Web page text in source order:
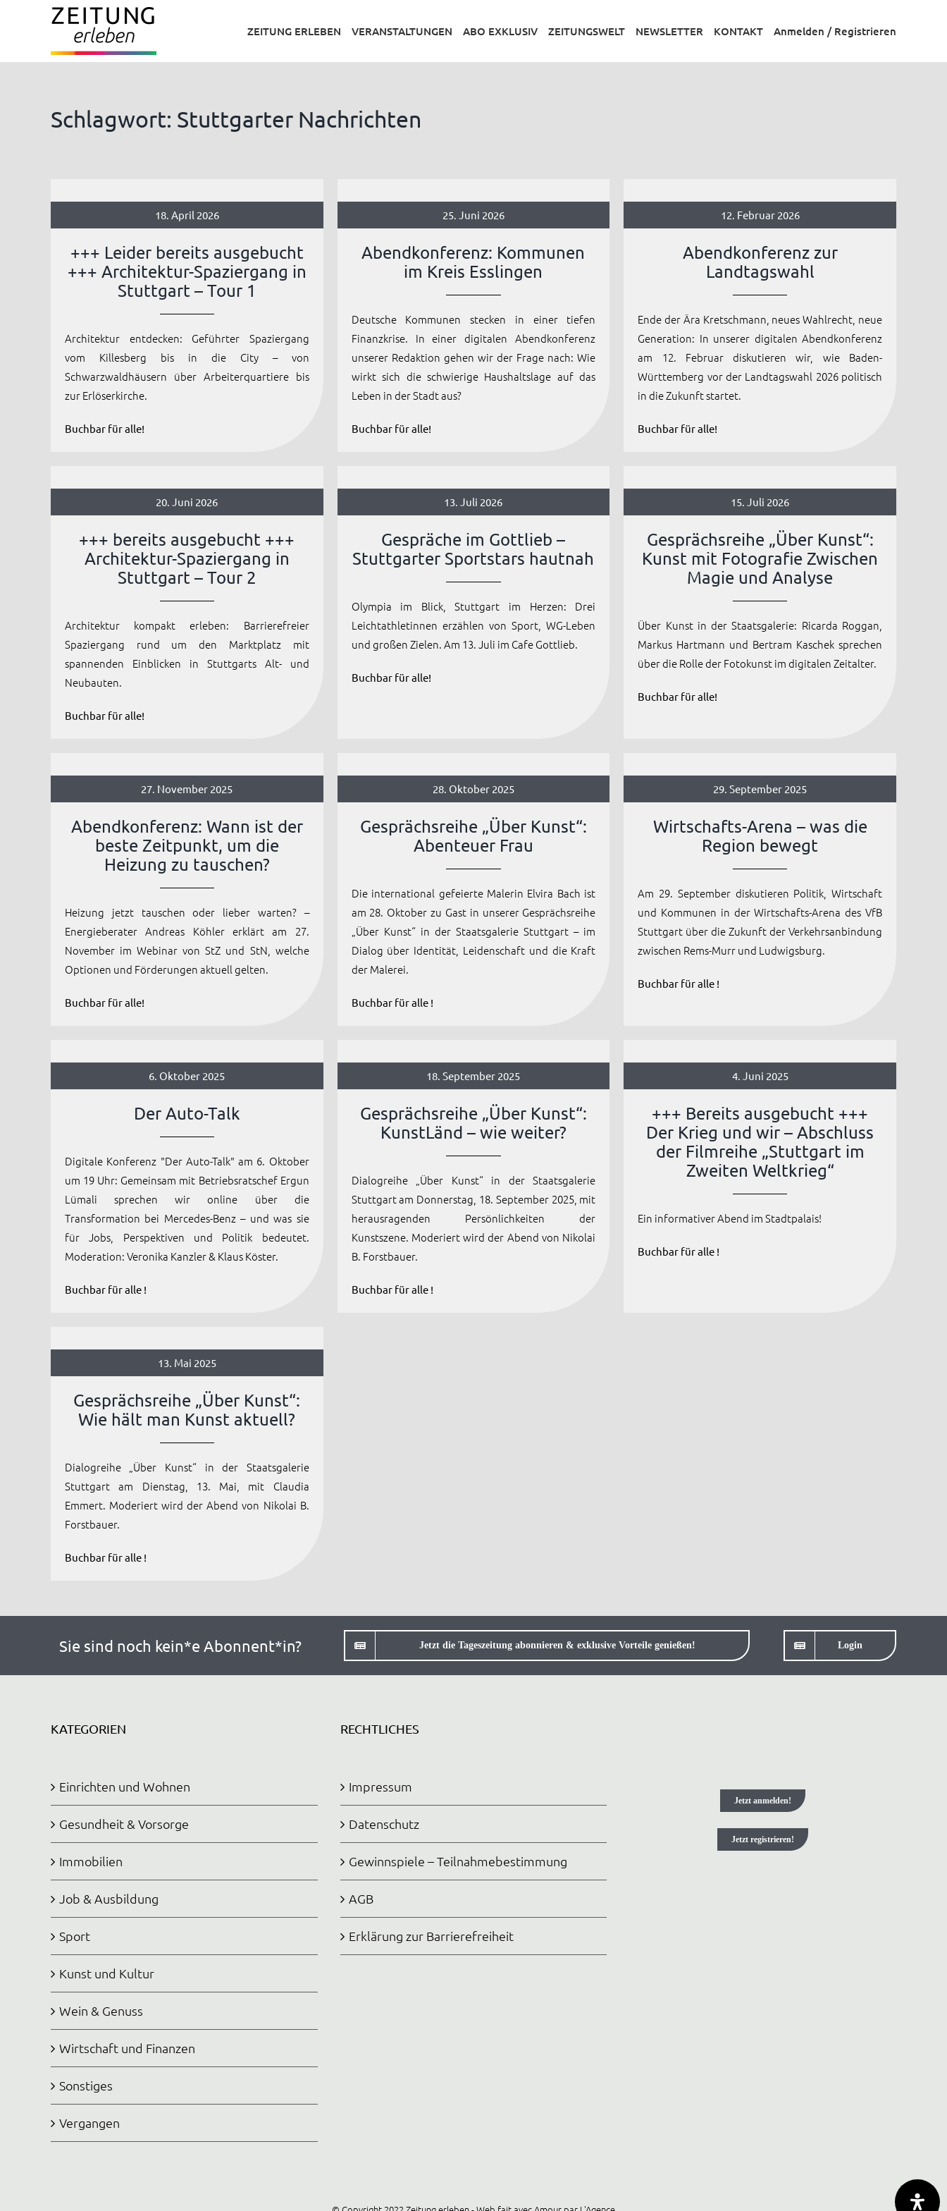
ZEITUNG ERLEBEN VERANSTALTUNGEN ABO EXKLUSIV ZEITUNGSWELT NEWSLETTER KONTAKT Anmelden / Registrieren
Schlagwort: Stuttgarter Nachrichten
18. April 2026
+++ Leider bereits ausgebucht
+++ Architektur-Spaziergang in
Stuttgart – Tour 1
Architektur entdecken: Geführter Spaziergang
vom Killesberg bis in die City – von
Schwarzwaldhäusern über Arbeiterquartiere bis
zur Erlöserkirche.
Buchbar für alle!
25. Juni 2026
Abendkonferenz: Kommunen
im Kreis Esslingen
Deutsche Kommunen stecken in einer tiefen
Finanzkrise. In einer digitalen Abendkonferenz
unserer Redaktion gehen wir der Frage nach: Wie
wirkt sich die schwierige Haushaltslage auf das
Leben in der Stadt aus?
Buchbar für alle!
12. Februar 2026
Abendkonferenz zur
Landtagswahl
Ende der Ära Kretschmann, neues Wahlrecht, neue
Generation: In unserer digitalen Abendkonferenz
am 12. Februar diskutieren wir, wie Baden-
Württemberg vor der Landtagswahl 2026 politisch
in die Zukunft startet.
Buchbar für alle!
20. Juni 2026
+++ bereits ausgebucht +++
Architektur-Spaziergang in
Stuttgart – Tour 2
Architektur kompakt erleben: Barrierefreier
Spaziergang rund um den Marktplatz mit
spannenden Einblicken in Stuttgarts Alt- und
Neubauten.
Buchbar für alle!
13. Juli 2026
Gespräche im Gottlieb –
Stuttgarter Sportstars hautnah
Olympia im Blick, Stuttgart im Herzen: Drei
Leichtathletinnen erzählen von Sport, WG-Leben
und großen Zielen. Am 13. Juli im Cafe Gottlieb.
Buchbar für alle!
15. Juli 2026
Gesprächsreihe „Über Kunst“:
Kunst mit Fotografie Zwischen
Magie und Analyse
Über Kunst in der Staatsgalerie: Ricarda Roggan,
Markus Hartmann und Bertram Kaschek sprechen
über die Rolle der Fotokunst im digitalen Zeitalter.
Buchbar für alle!
27. November 2025
Abendkonferenz: Wann ist der
beste Zeitpunkt, um die
Heizung zu tauschen?
Heizung jetzt tauschen oder lieber warten? –
Energieberater Andreas Köhler erklärt am 27.
November im Webinar von StZ und StN, welche
Optionen und Förderungen aktuell gelten.
Buchbar für alle!
28. Oktober 2025
Gesprächsreihe „Über Kunst“:
Abenteuer Frau
Die international gefeierte Malerin Elvira Bach ist
am 28. Oktober zu Gast in unserer Gesprächsreihe
„Über Kunst“ in der Staatsgalerie Stuttgart – im
Dialog über Identität, Leidenschaft und die Kraft
der Malerei.
Buchbar für alle !
29. September 2025
Wirtschafts-Arena – was die
Region bewegt
Am 29. September diskutieren Politik, Wirtschaft
und Kommunen in der Wirtschafts-Arena des VfB
Stuttgart über die Zukunft der Verkehrsanbindung
zwischen Rems-Murr und Ludwigsburg.
Buchbar für alle !
6. Oktober 2025
Der Auto-Talk
Digitale Konferenz "Der Auto-Talk" am 6. Oktober
um 19 Uhr: Gemeinsam mit Betriebsratschef Ergun
Lümali sprechen wir online über die
Transformation bei Mercedes-Benz – und was sie
für Jobs, Perspektiven und Politik bedeutet.
Moderation: Veronika Kanzler & Klaus Köster.
Buchbar für alle !
18. September 2025
Gesprächsreihe „Über Kunst“:
KunstLänd – wie weiter?
Dialogreihe „Über Kunst“ in der Staatsgalerie
Stuttgart am Donnerstag, 18. September 2025, mit
herausragenden Persönlichkeiten der
Kunstszene. Moderiert wird der Abend von Nikolai
B. Forstbauer.
Buchbar für alle !
4. Juni 2025
+++ Bereits ausgebucht +++
Der Krieg und wir – Abschluss
der Filmreihe „Stuttgart im
Zweiten Weltkrieg“
Ein informativer Abend im Stadtpalais!
Buchbar für alle !
13. Mai 2025
Gesprächsreihe „Über Kunst“:
Wie hält man Kunst aktuell?
Dialogreihe „Über Kunst“ in der Staatsgalerie
Stuttgart am Dienstag, 13. Mai, mit Claudia
Emmert. Moderiert wird der Abend von Nikolai B.
Forstbauer.
Buchbar für alle !
Sie sind noch kein*e Abonnent*in? Jetzt die Tageszeitung abonnieren & exklusive Vorteile genießen! Login
KATEGORIEN
Einrichten und Wohnen
Gesundheit & Vorsorge
Immobilien
Job & Ausbildung
Sport
Kunst und Kultur
Wein & Genuss
Wirtschaft und Finanzen
Sonstiges
Vergangen
RECHTLICHES
Impressum
Datenschutz
Gewinnspiele – Teilnahmebestimmung
AGB
Erklärung zur Barrierefreiheit
Jetzt anmelden!
Jetzt registrieren!